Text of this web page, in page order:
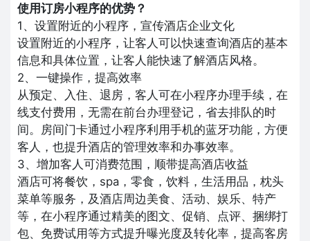
使用订房小程序的优势？
1、设置附近的小程序，宣传酒店企业文化
设置附近的小程序，让客人可以快速查询酒店的基本
信息和具体位置，让客人能快速了解酒店风格。
2、一键操作，提高效率
从预定、入住、退房，客人可在小程序办理手续，在
线支付费用，无需在前台办理登记，省去排队的时
间。房间门卡通过小程序利用手机的蓝牙功能，方便
客人，也提升酒店的管理效率和办事效率。
3、增加客人可消费范围，顺带提高酒店收益
酒店可将餐饮，spa，零食，饮料，生活用品，枕头
菜单等服务，及酒店周边美食、活动、娱乐、特产
等，在小程序通过精美的图文、促销、点评、捆绑打
包、免费试用等方式提升曝光度及转化率，提高客房